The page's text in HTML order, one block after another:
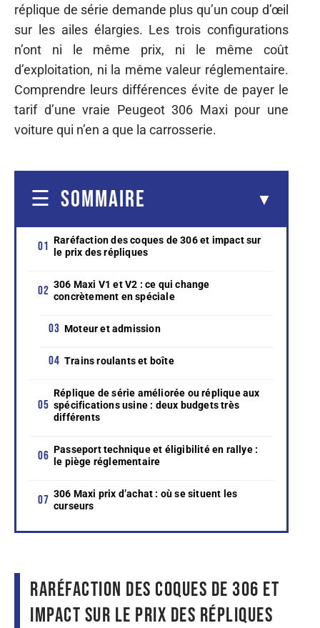
réplique de série demande plus qu’un coup d’œil
sur les ailes élargies. Les trois configurations
n’ont ni le même prix, ni le même coût
d’exploitation, ni la même valeur réglementaire.
Comprendre leurs différences évite de payer le
tarif d’une vraie Peugeot 306 Maxi pour une
voiture qui n’en a que la carrosserie.
SOMMAIRE
Raréfaction des coques de 306 et impact sur
le prix des répliques
306 Maxi V1 et V2 : ce qui change
concrètement en spéciale
Moteur et admission
Trains roulants et boîte
Réplique de série améliorée ou réplique aux
spécifications usine : deux budgets très
différents
Passeport technique et éligibilité en rallye :
le piège réglementaire
306 Maxi prix d’achat : où se situent les
curseurs
Raréfaction des coques de 306 et
impact sur le prix des répliques